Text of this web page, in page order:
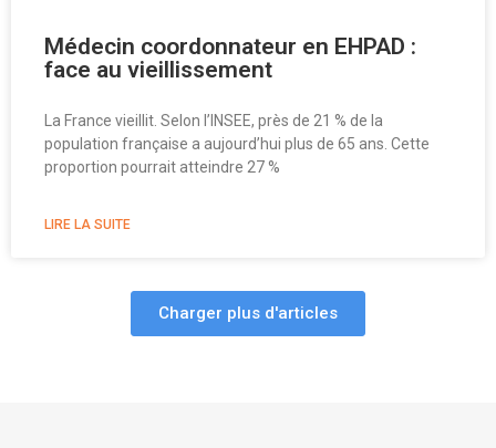
Médecin coordonnateur en EHPAD :
face au vieillissement
La France vieillit. Selon l’INSEE, près de 21 % de la
population française a aujourd’hui plus de 65 ans. Cette
proportion pourrait atteindre 27 %
LIRE LA SUITE
Charger plus d'articles